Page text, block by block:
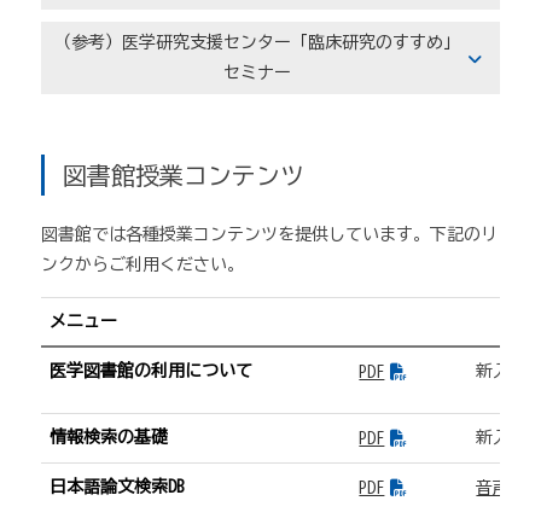
（参考）医学研究支援センター「臨床研究のすすめ」
セミナー
図書館授業コンテンツ
図書館では各種授業コンテンツを提供しています。下記のリ
ンクからご利用ください。
メニュー
医学図書館の利用について PDF 新入生1
情報検索の基礎 PDF 新入生2
日本語論文検索DB PDF 音声